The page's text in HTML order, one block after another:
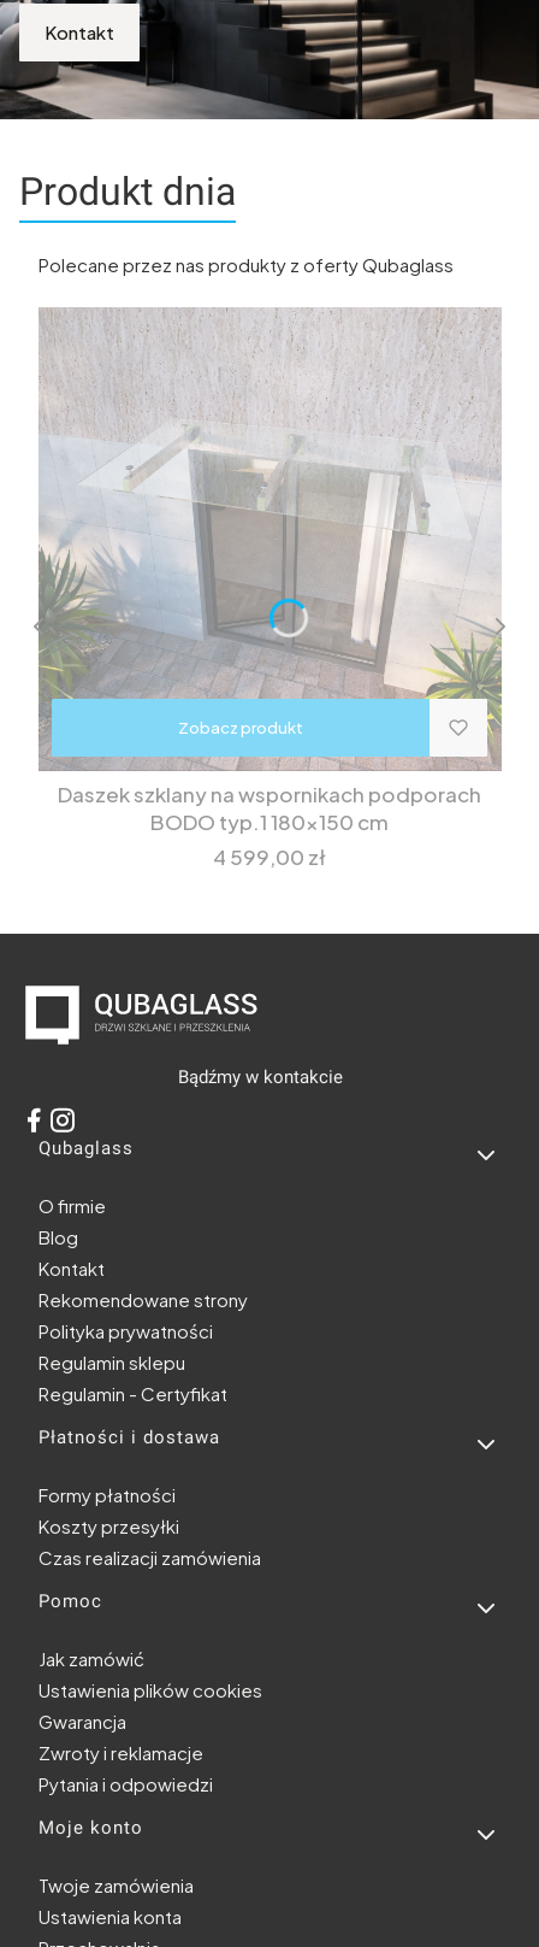
Kontakt
Produkt dnia
Polecane przez nas produkty z oferty Qubaglass
Zobacz produkt
Daszek szklany na wspornikach podporach
BODO typ.1 180x150 cm
Cena
4 599,00 zł
Bądźmy w kontakcie
Linki w stopce
Qubaglass
O firmie
Blog
Kontakt
Rekomendowane strony
Polityka prywatności
Regulamin sklepu
Regulamin - Certyfikat
Płatności i dostawa
Formy płatności
Koszty przesyłki
Czas realizacji zamówienia
Pomoc
Jak zamówić
Ustawienia plików cookies
Gwarancja
Zwroty i reklamacje
Pytania i odpowiedzi
Moje konto
Twoje zamówienia
Ustawienia konta